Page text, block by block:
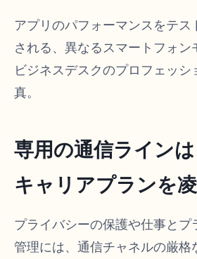
アプリのパフォーマンスをテス
される、異なるスマートフォン
ビジネスデスクのプロフェッシ
真。
専用の通信ライン
キャリアプランを
プライバシーの保護や仕事とプ
管理には、通信チャネルの厳格